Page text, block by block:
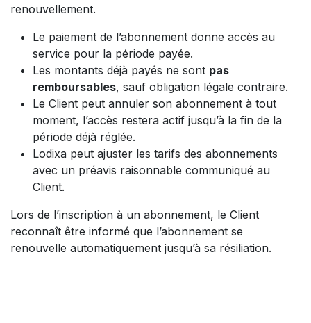
renouvellement.
Le paiement de l’abonnement donne accès au
service pour la période payée.
Les montants déjà payés ne sont pas
remboursables, sauf obligation légale contraire.
Le Client peut annuler son abonnement à tout
moment, l’accès restera actif jusqu’à la fin de la
période déjà réglée.
Lodixa peut ajuster les tarifs des abonnements
avec un préavis raisonnable communiqué au
Client.
Lors de l’inscription à un abonnement, le Client
reconnaît être informé que l’abonnement se
renouvelle automatiquement jusqu’à sa résiliation.